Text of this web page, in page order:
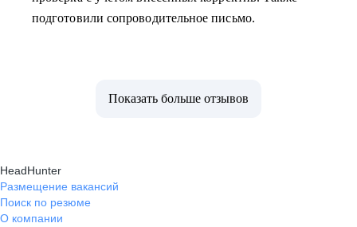
подготовили сопроводительное письмо.
Показать больше отзывов
HeadHunter
Размещение вакансий
Поиск по резюме
О компании